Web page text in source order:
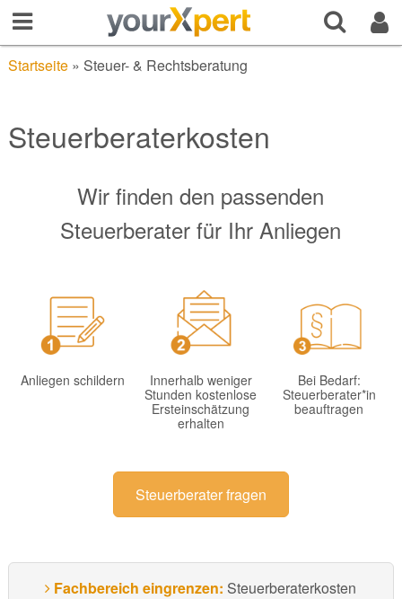
Startseite» Steuer- & Rechtsberatung
Steuerberaterkosten
Wir finden den passenden
Steuerberater für Ihr Anliegen
Anliegen schildern
Innerhalb weniger
Stunden kostenlose
Ersteinschätzung
erhalten
Bei Bedarf:
Steuerberater*in
beauftragen
Steuerberater fragen
Fachbereich eingrenzen: Steuerberaterkosten